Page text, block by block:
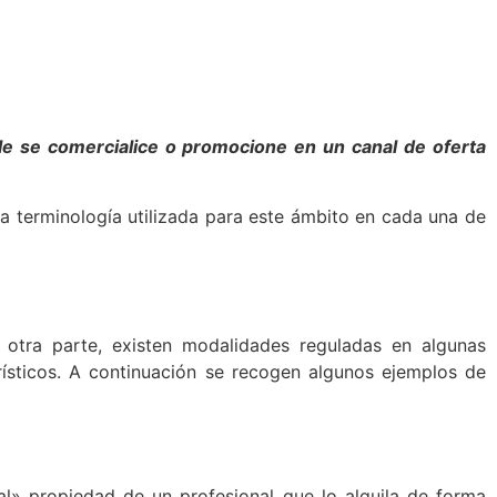
se comercialice o promocione en un canal de oferta
terminología utilizada para este ámbito en cada una de
parte, existen modalidades reguladas en algunas
A continuación se recogen algunos ejemplos de